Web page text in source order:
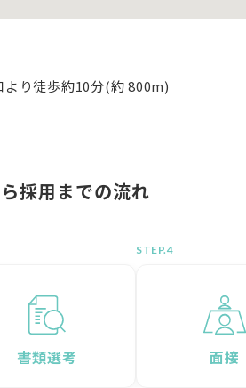
り徒歩約10分(約 800m)
採用までの流れ
書類選考
STEP.
面接